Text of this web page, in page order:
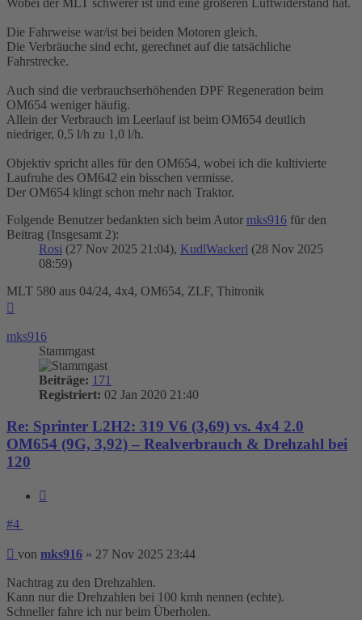
Wobei der MLT schwerer ist und eine größeren Luftwiderstand hat.
Die Fahrweise war/ist bei beiden Motoren gleich.
Die Verbräuche sind echt, gerechnet auf die tatsächliche
Fahrstrecke.
Auch sind die verbrauchserhöhenden DPF Regeneration beim
OM654 weniger häufig.
Allein der Verbrauch im Leerlauf ist beim OM654 deutlich
niedriger, 0,5 l/h zu 1,0 l/h.
Objektiv spricht alles für den OM654, wobei ich die kultivierte
Laufruhe des OM642 ein bisschen vermisse.
Der OM654 klingt schon mehr nach Traktor.
Folgende Benutzer bedankten sich beim Autor mks916 für den
Beitrag (Insgesamt 2):
Rosi (27 Nov 2025 21:04), KudlWackerl (28 Nov 2025
08:59)
MLT 580 aus 04/24, 4x4, OM654, ZLF, Thitronik
mks916
Stammgast
Beiträge: 171
Registriert: 02 Jan 2020 21:40
Re: Sprinter L2H2: 319 V6 (3,69) vs. 4x4 2.0
OM654 (9G, 3,92) – Realverbrauch & Drehzahl bei
120
#4
Beitrag
von mks916 » 27 Nov 2025 23:44
Nachtrag zu den Drehzahlen.
Kann nur die Drehzahlen bei 100 kmh nennen (echte).
Schneller fahre ich nur beim Überholen.